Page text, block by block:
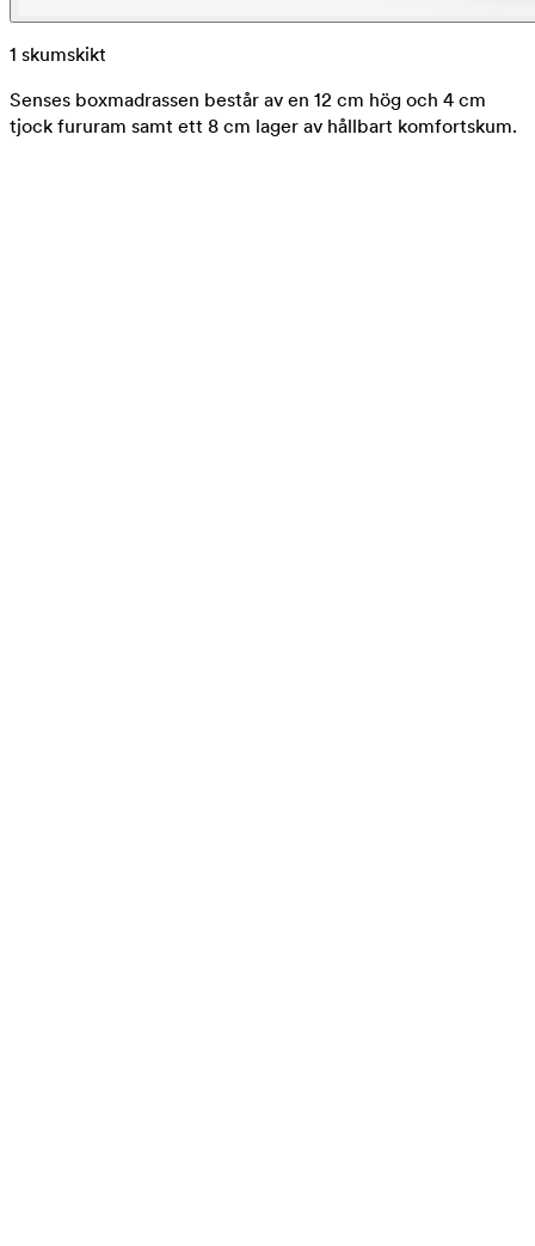
1 skumskikt
Senses boxmadrassen består av en 12 cm hög och 4 cm
tjock fururam samt ett 8 cm lager av hållbart komfortskum.